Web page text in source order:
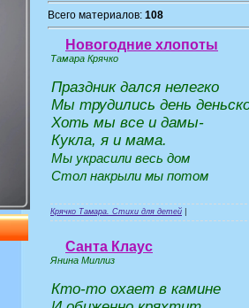
Всего материалов: 108
Новогодние хлопоты
Тамара Крячко
Праздник дался нелегко
Мы трудились день
Хоть мы все и дамы-
Кукла, я и мама.
Мы украсили весь дом
Стол накрыли мы потом
Крячко Тамара. Стихи для детей
Санта Клаус
Янина Миллиз
Кто-то охает в камине